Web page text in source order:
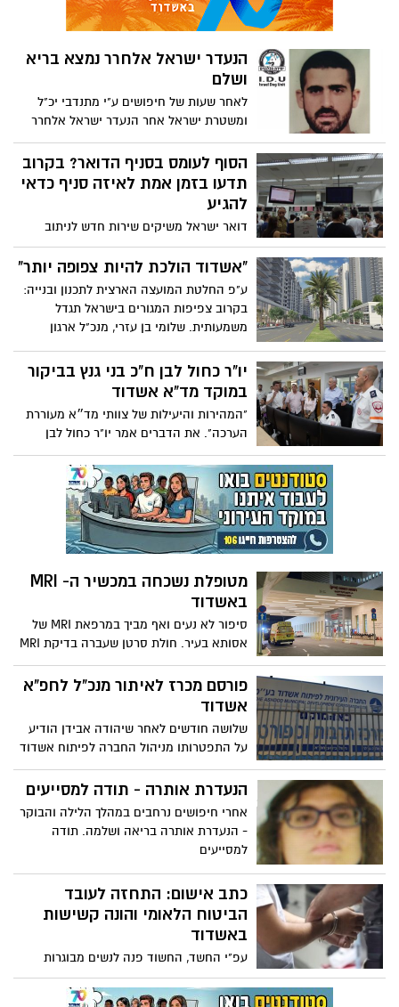
הנעדר ישראל אלחרר נמצא בריא
ושלם
לאחר שעות של חיפושים ע"י מתנדבי יכ"ל
ומשטרת ישראל אחר הנעדר ישראל אלחרר
אותר בריא ושלם בגן יבנה ופונה לבית החולים
לצורך קבלת נוזלים והמשך בדיקות
הסוף לעומס בסניף הדואר? בקרוב
תדעו בזמן אמת לאיזה סניף כדאי
להגיע
דואר ישראל משיקים שירות חדש לניתוב
עומסים בסניפי הדואר ובקרוב תוכלו לבחור
בזמן אמת לאיזה סניף כדאי להגיע, או לדעת
אם בסניף הקרוב יש עומס
"אשדוד הולכת להיות צפופה יותר"
ע"פ החלטת המועצה הארצית לתכנון ובנייה:
בקרוב צפיפות המגורים בישראל תגדל
משמעותית. שלומי בן עזרי, מנכ"ל ארגון
יו"ר כחול לבן ח"כ בני גנץ בביקור
במוקד מד"א אשדוד
"המהירות והיעילות של צוותי מד״א מעוררת
הערכה". את הדברים אמר יו"ר כחול לבן
בביקורו היום (ב') בצהריים בתחנת מגן דוד
אדום באשדוד. יו"ר כחול לבן והרמטכ"ל
לשעבר גנץ, וחברי הכנסת עו"ד אורית פרקש
הכהן, ניצב בדימוס יואב סגלוביץ׳ ויואל
רזבוזוב, ביקרו במד"א וקיבלו סקירה על
אודות הפעילות של מד"א ועל התפתחות
מטופלת נשכחה במכשיר ה- MRI
באשדוד
סיפור לא נעים ואף מביך במרפאת MRI של
אסותא בעיר. חולת סרטן שעברה בדיקת MRI
במרפאת MRI בעיר, טוענת שהיא נשכחה
בתוך המכונה הגדולה מבלי יכולת לזוז, כך
פורסם היום (שני) בתוכנית "סדר יום" בכאן
ארוכות על לחצן המצוקה אך לא נענתה.
לדבריה, מאז המקרה שאירע בנובמבר 2018,
היא נכנסה למצוקה וחרדות ואף נאלצה
להתחיל טיפול בתרופות נוגדות חרדה. "הייתי
ממש נעולה", אמרה. אסותא בתגובה: "הוצע
למטופלת פיצוי נדיב"
פורסם מכרז לאיתור מנכ"ל לחפ"א
אשדוד
שלושה חודשים לאחר שיהודה אבידן הודיע
על התפטרותו מניהול החברה לפיתוח אשדוד
(חפ"א) - פורסם מכרז לאיתור מועמדים
לניהול החברה. רוצים להגיש מועמדות? אלה
הנעדרת אותרה - תודה למסייעים
אחרי חיפושים נרחבים במהלך הלילה והבוקר
- הנעדרת אותרה בריאה ושלמה. תודה
למסייעים
כתב אישום: התחזה לעובד
הביטוח הלאומי והונה קשישות
באשדוד
עפ"י החשד, החשוד פנה לנשים מבוגרות
דוברות השפה הרוסית המתגוררות באשדוד,
היא גם שפתו, אז רכש את אמונן בהציגו עצמו